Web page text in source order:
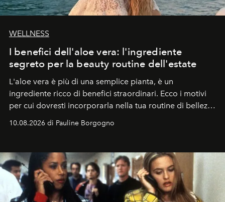
WELLNESS
I benefici dell'aloe vera: l'ingrediente
segreto per la beauty routine dell'estate
L'aloe vera è più di una semplice pianta, è un
ingrediente ricco di benefici straordinari. Ecco i motivi
per cui dovresti incorporarla nella tua routine di bellezza
e benessere.
10.08.2026 di Pauline Borgogno